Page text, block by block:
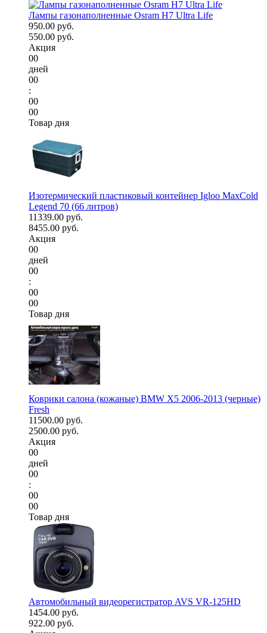
Лампы газонаполненные Osram H7 Ultra Life
950.00 руб.
550.00 руб.
Акция
00
дней
00
:
00
00
Товар дня
Изотермический пластиковый контейнер Igloo MaxCold
Legend 70 (66 литров)
11339.00 руб.
8455.00 руб.
Акция
00
дней
00
:
00
00
Товар дня
Коврики салона (кожаные) BMW X5 2006-2013 (черные)
Fresh
11500.00 руб.
2500.00 руб.
Акция
00
дней
00
:
00
00
Товар дня
Автомобильный видеорегистратор AVS VR-125HD
1454.00 руб.
922.00 руб.